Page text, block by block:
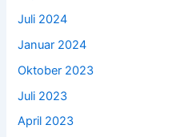
Juli 2024
Januar 2024
Oktober 2023
Juli 2023
April 2023